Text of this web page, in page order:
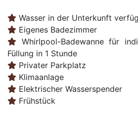
Wasser in der Unterkunft
Eigenes Badezimmer
Whirlpool-Badewanne für
Füllung in 1 Stunde
Privater Parkplatz
Klimaanlage
Elektrischer Wasserspender
Frühstück